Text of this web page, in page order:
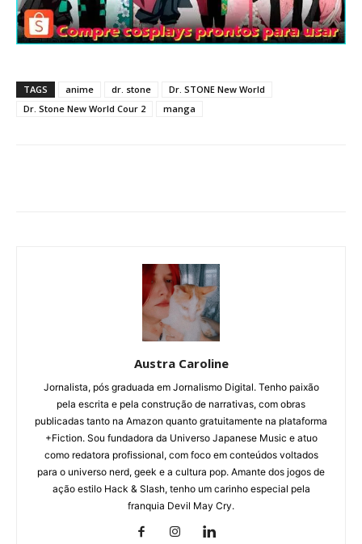
TAGS anime dr. stone
Dr. STONE New World
Dr. Stone New World Cour 2
manga
Austra Caroline
Jornalista, pós graduada em Jornalismo Digital. Tenho paixão
pela escrita e pela construção de narrativas, com obras
publicadas tanto na Amazon quanto gratuitamente na plataforma
+Fiction. Sou fundadora da Universo Japanese Music e atuo
como redatora profissional, com foco em conteúdos voltados
para o universo nerd, geek e a cultura pop. Amante dos jogos de
ação estilo Hack & Slash, tenho um carinho especial pela
franquia Devil May Cry.